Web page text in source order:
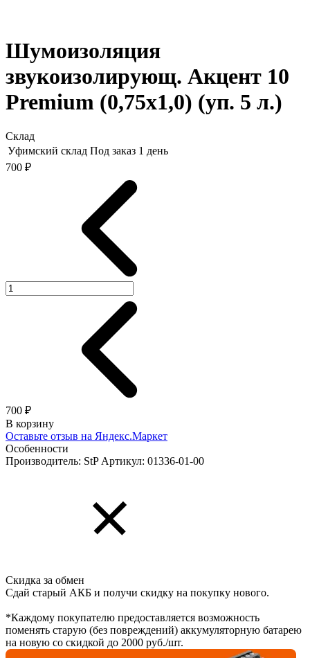
Шумоизоляция
звукоизолирующ. Акцент 10
Premium (0,75х1,0) (уп. 5 л.)
Склад
Уфимский склад Под заказ 1 день
700 ₽
700 ₽
В корзину
Оставьте отзыв на Яндекс.Маркет
Особенности
Производитель: StP Артикул: 01336-01-00
Скидка за обмен
Сдай старый АКБ и получи скидку на покупку нового.
*Каждому покупателю предоставляется возможность
поменять старую (без повреждений) аккумуляторную батарею
на новую со скидкой до 2000 руб./шт.